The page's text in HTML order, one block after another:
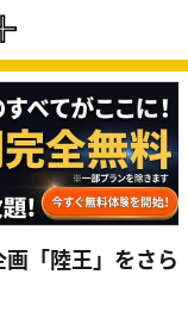
「陸王」をさら